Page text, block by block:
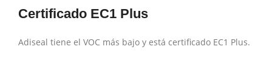
Certificado EC1 Plus
Adiseal tiene el VOC más bajo y está certificado EC1 Plus.